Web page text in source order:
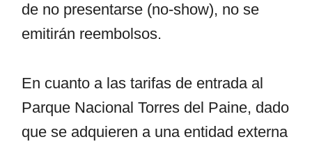
de no presentarse (no-show), no se
emitirán reembolsos.
En cuanto a las tarifas de entrada al
Parque Nacional Torres del Paine, dado
que se adquieren a una entidad externa